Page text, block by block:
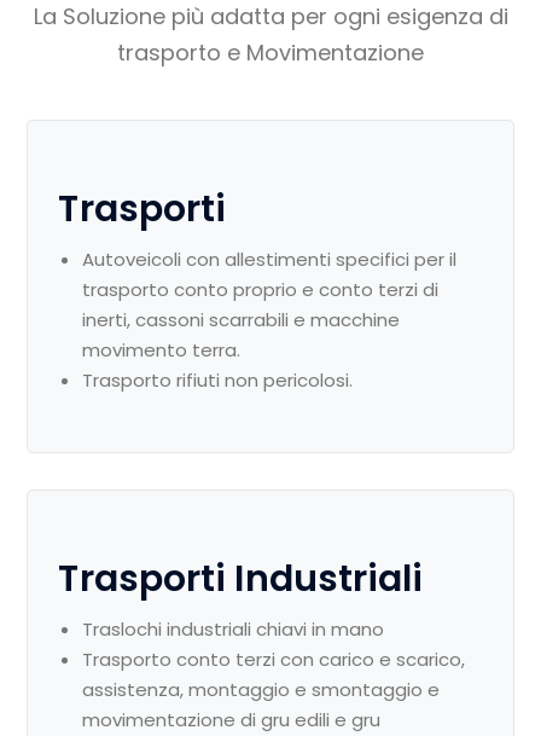
La Soluzione più adatta per ogni esigenza di
trasporto e Movimentazione
Trasporti
Autoveicoli con allestimenti specifici per il
trasporto conto proprio e conto terzi di
inerti, cassoni scarrabili e macchine
movimento terra.
Trasporto rifiuti non pericolosi.
Trasporti Industriali
Traslochi industriali chiavi in mano
Trasporto conto terzi con carico e scarico,
assistenza, montaggio e smontaggio e
movimentazione di gru edili e gru